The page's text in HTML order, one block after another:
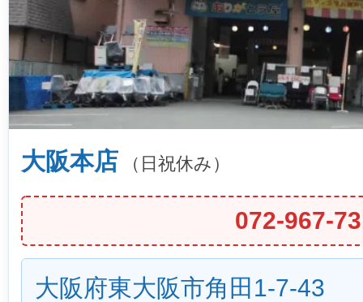
大阪本店 （日祝休み）
072-967-
大阪府東大阪市角田1-7-43